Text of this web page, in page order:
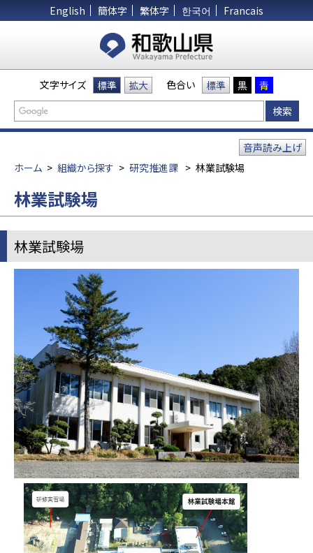
English 簡体字 繁体字 한국어 Francais
文字サイズ 標準 拡大 色合い 標準 黒 青
ホーム > 組織から探す > 研究推進課 > 林業試験場
音声読み上げ
林業試験場
林業試験場